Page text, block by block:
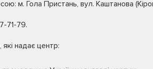
м. Гола Пристань, вул. Каштанова
71-79.
які надає центр: